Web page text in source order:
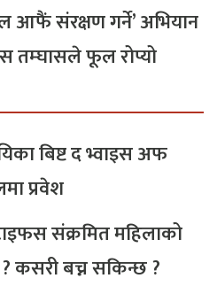
आफैं संरक्षण गर्ने’ अभियान
तम्घासले फूल रोप्यो
बिष्ट द भ्वाइस अफ
प्रवेश
संक्रमित महिलाको
कसरी बच्न सकिन्छ ?